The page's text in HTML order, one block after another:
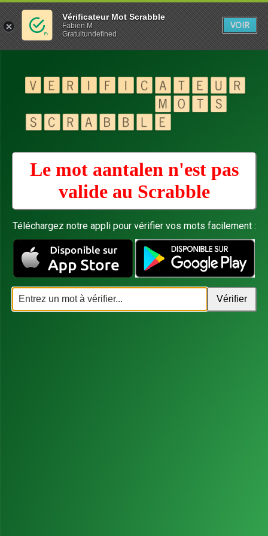
Le mot aantalen n'est pas
valide au Scrabble
Téléchargez notre appli pour vérifier vos mots facilement :
Vérificateur Mot Scrabble
Fabien M
Gratuitundefined
VOIR